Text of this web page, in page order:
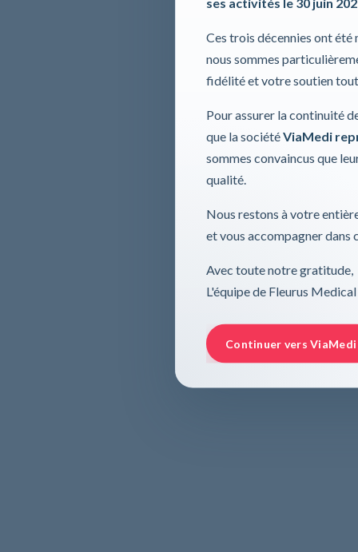
Ces trois décennies ont
nous sommes
fidélité et votre soutien
Pour assurer la continuité
que la sociétéViaMedi
sommes convaincus que
qualité.
Nous restons à votre
et vous accompagner dans
Avec toute notre gratitude,
L'équipe de Fleurus Medical
Continuer vers ViaMedi